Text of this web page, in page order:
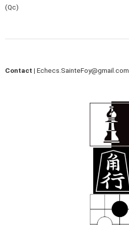
(Qc)
Contact | Echecs.SainteFoy@gmail.com